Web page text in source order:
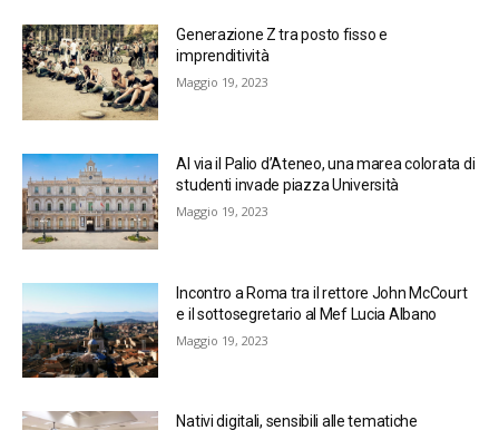
Generazione Z tra posto fisso e
imprenditività
Maggio 19, 2023
Al via il Palio d’Ateneo, una marea colorata di
studenti invade piazza Università
Maggio 19, 2023
Incontro a Roma tra il rettore John McCourt
e il sottosegretario al Mef Lucia Albano
Maggio 19, 2023
Nativi digitali, sensibili alle tematiche